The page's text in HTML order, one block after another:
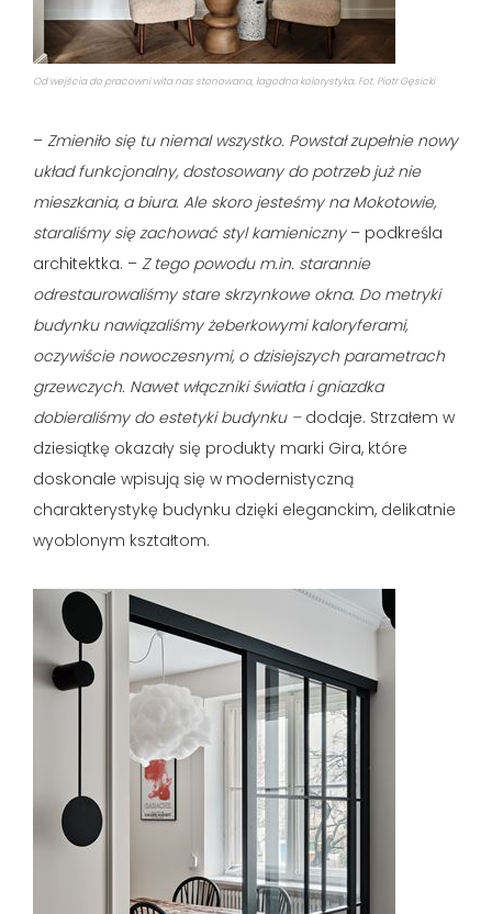
Od wejścia do pracowni wita nas stonowana, łagodna kolorystyka. Fot. Piotr Gęsicki
– Zmieniło się tu niemal wszystko. Powstał zupełnie nowy
układ funkcjonalny, dostosowany do potrzeb już nie
mieszkania, a biura. Ale skoro jesteśmy na Mokotowie,
staraliśmy się zachować styl kamieniczny– podkreśla
architektka. – Z tego powodu m.in. starannie
odrestaurowaliśmy stare skrzynkowe okna. Do metryki
budynku nawiązaliśmy żeberkowymi kaloryferami,
oczywiście nowoczesnymi, o dzisiejszych parametrach
grzewczych. Nawet włączniki światła i gniazdka
dobieraliśmy do estetyki budynku –dodaje. Strzałem w
dziesiątkę okazały się produkty marki Gira, które
doskonale wpisują się w modernistyczną
charakterystykę budynku dzięki eleganckim, delikatnie
wyoblonym kształtom.